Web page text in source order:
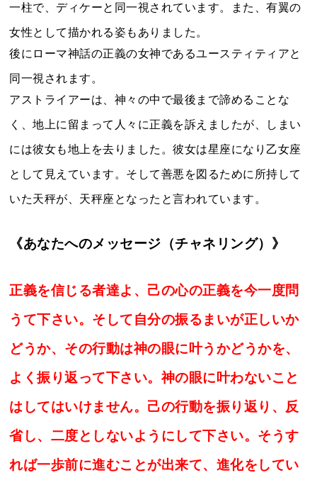
一柱で、ディケーと同一視されています。また、有翼の
女性として描かれる姿もありました。
後にローマ神話の正義の女神であるユースティティアと
同一視されます。
アストライアーは、神々の中で最後まで諦めることな
く、地上に留まって人々に正義を訴えましたが、しまい
には彼女も地上を去りました。彼女は星座になり乙女座
として見えています。そして善悪を図るために所持して
いた天秤が、天秤座となったと言われています。
《あなたへのメッセージ（チャネリング）》
正義を信じる者達よ、己の心の正義を今一度問
うて下さい。そして自分の振るまいが正しいか
どうか、その行動は神の眼に叶うかどうかを、
よく振り返って下さい。神の眼に叶わないこと
はしてはいけません。己の行動を振り返り、反
省し、二度としないようにして下さい。そうす
れば一歩前に進むことが出来て、進化をしてい